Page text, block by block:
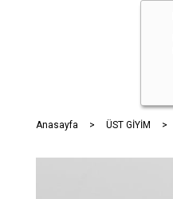
Anasayfa ÜST GİYİM